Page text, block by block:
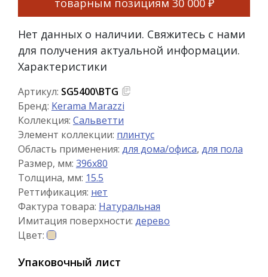
товарным позициям 30 000 ₽
Нет данных о наличии. Свяжитесь с нами
для получения актуальной информации.
Характеристики
Артикул: SG5400\BTG
Бренд: Kerama Marazzi
Коллекция: Сальветти
Элемент коллекции: плинтус
Область применения: для дома/офиса, для пола
Размер, мм: 396x80
Толщина, мм: 15.5
Реттификация: нет
Фактура товара: Натуральная
Имитация поверхности: дерево
Цвет:
Упаковочный лист